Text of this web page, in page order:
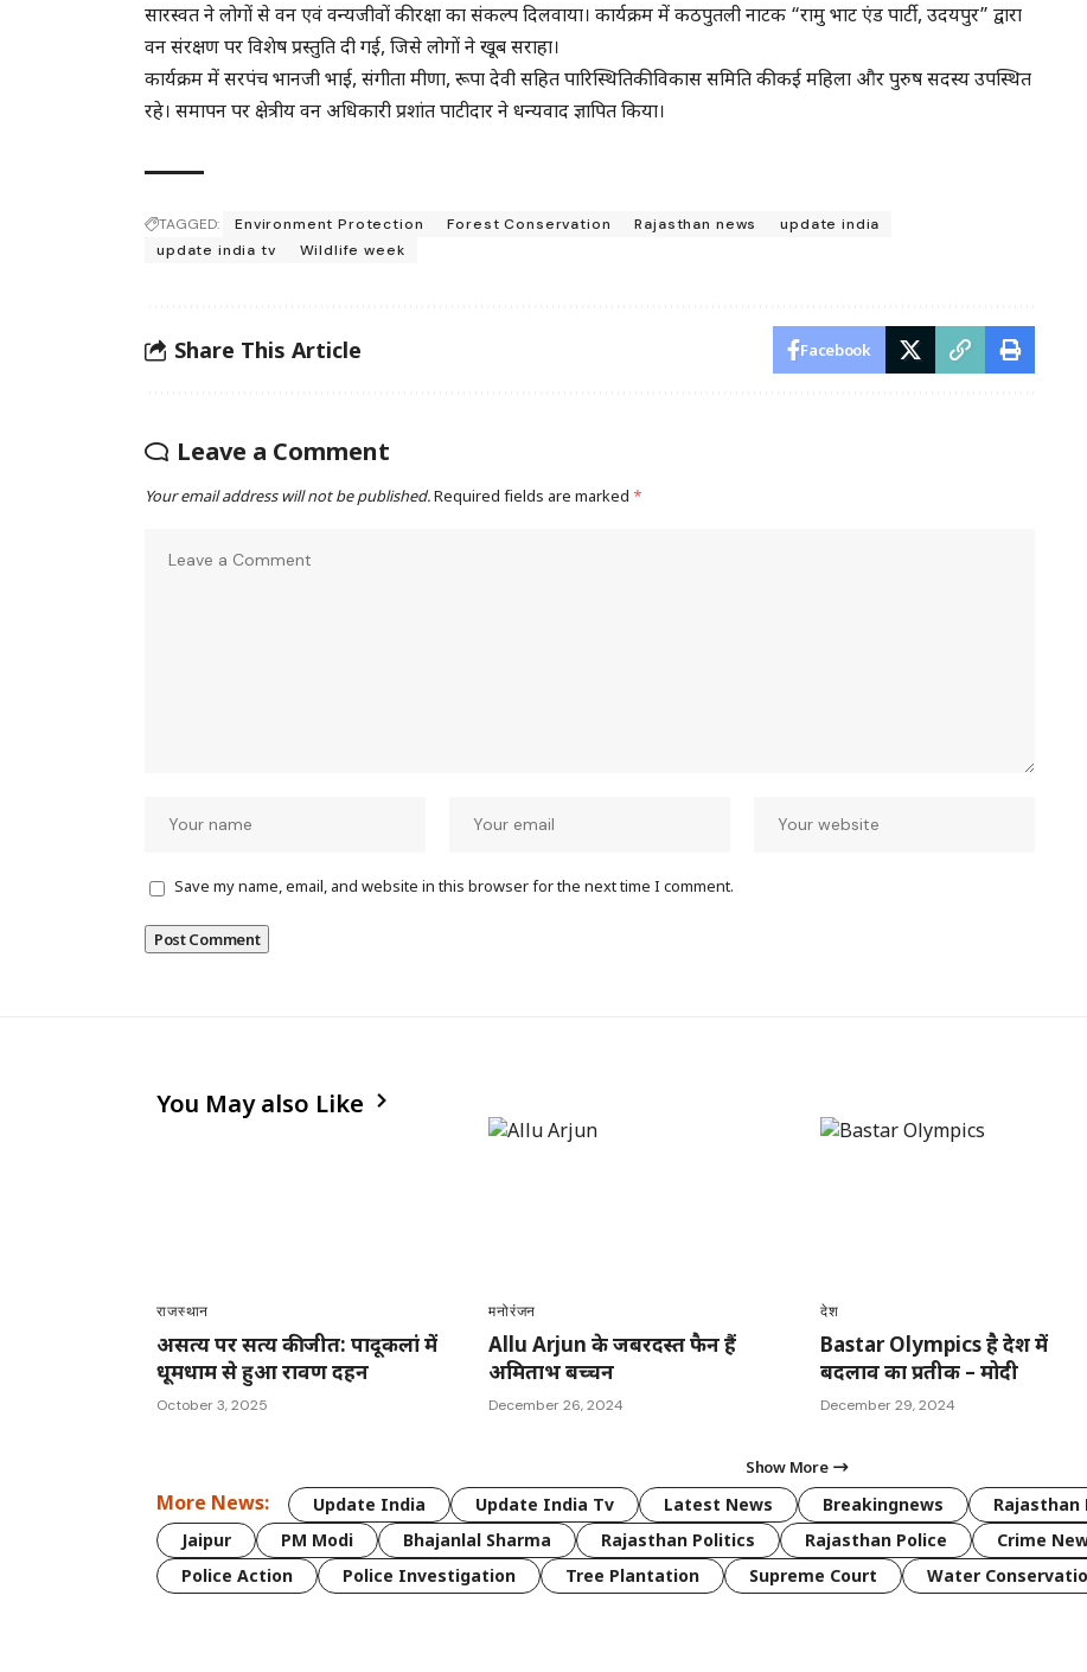
सारस्वत ने लोगों से वन एवं वन्यजीवों की रक्षा का संकल्प दिलवाया। कार्यक्रम में कठपुतली नाटक “रामु भाट एंड पार्टी, उदयपुर” द्वारा
वन संरक्षण पर विशेष प्रस्तुति दी गई, जिसे लोगों ने खूब सराहा।
कार्यक्रम में सरपंच भानजी भाई, संगीता मीणा, रूपा देवी सहित पारिस्थितिकी विकास समिति की कई महिला और पुरुष सदस्य उपस्थित
रहे। समापन पर क्षेत्रीय वन अधिकारी प्रशांत पाटीदार ने धन्यवाद ज्ञापित किया।
TAGGED: Environment Protection Forest Conservation Rajasthan news
update india
update india tv
Wildlife week
Share This Article Facebook
Leave a Comment
Your email address will not be published.Required fields are marked *
Save my name, email, and website in this browser for the next time I comment.
You May also Like
राजस्थान
असत्य पर सत्य की जीत: पादूकलां में
धूमधाम से हुआ रावण दहन
October 3, 2025
मनोरंजन
Allu Arjun के जबरदस्त फैन हैं
अमिताभ बच्चन
December 26, 2024
देश
Bastar Olympics है देश में
बदलाव का प्रतीक – मोदी
December 29, 2024
Show More
More News: Update India Update India Tv Latest News Breakingnews Rajasthan
Jaipur
PM Modi Bhajanlal Sharma Rajasthan Politics Rajasthan Police Crime
Police Action
Police Investigation Tree Plantation Supreme Court Water